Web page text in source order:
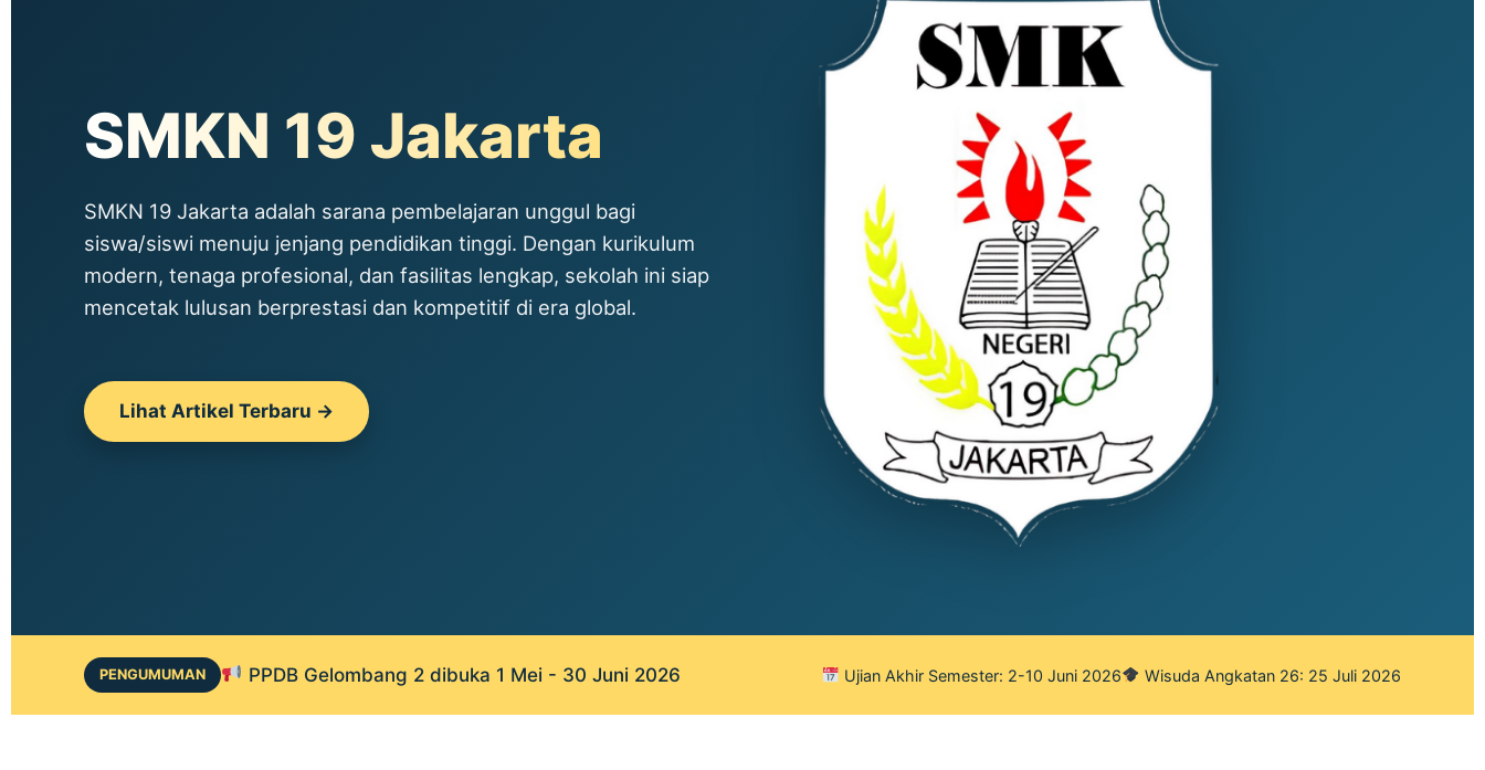
SMKN 19 Jakarta
SMKN 19 Jakarta adalah sarana pembelajaran unggul bagi
siswa/siswi menuju jenjang pendidikan tinggi. Dengan kurikulum
modern, tenaga profesional, dan fasilitas lengkap, sekolah ini siap
mencetak lulusan berprestasi dan kompetitif di era global.
Lihat Artikel Terbaru →
PENGUMUMAN PPDB Gelombang 2 dibuka 1 Mei - 30 Juni 2026 Ujian Akhir Semester: 2-10 Juni 2026 Wisuda Angkatan 26: 25 Juli 2026